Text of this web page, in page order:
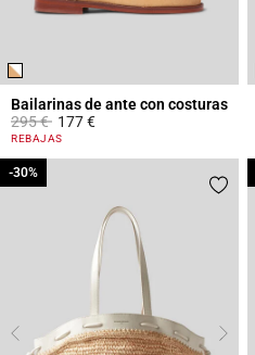
Bailarinas de ante con costuras
Price reduced from
295 €to177 €
3,6 out of 5 Customer Rating
REBAJAS
-30%
-30%